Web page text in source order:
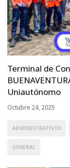
Terminal de
Uniautónomo
Octubre 24, 2025
ADMINISTRATIVOS
GENERAL